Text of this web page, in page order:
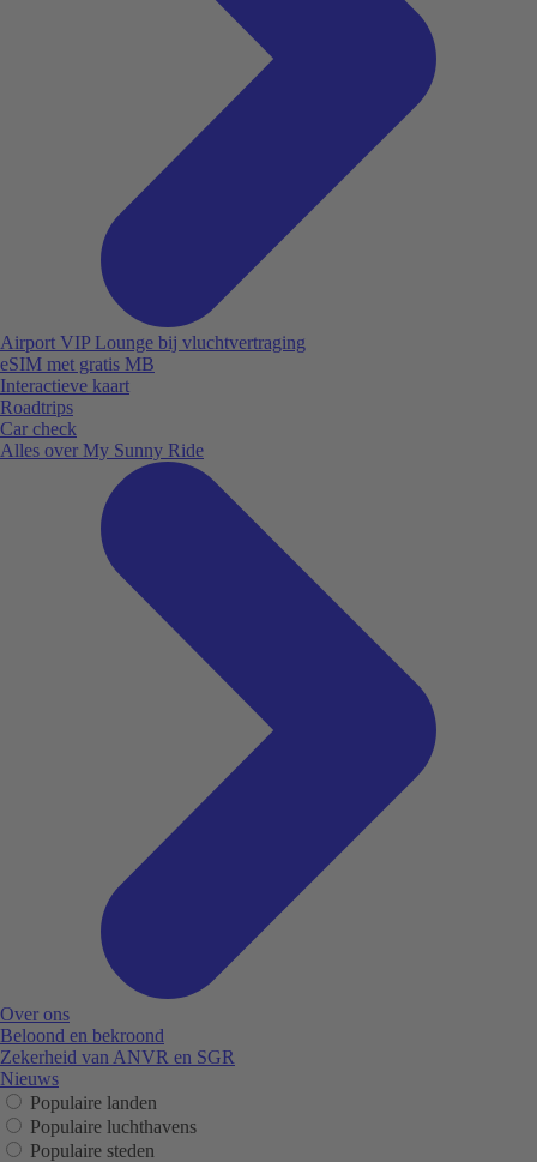
Airport VIP Lounge bij vluchtvertraging
eSIM met gratis MB
Interactieve kaart
Roadtrips
Car check
Alles over My Sunny Ride
Over ons
Beloond en bekroond
Zekerheid van ANVR en SGR
Nieuws
Populaire landen
Populaire luchthavens
Populaire steden